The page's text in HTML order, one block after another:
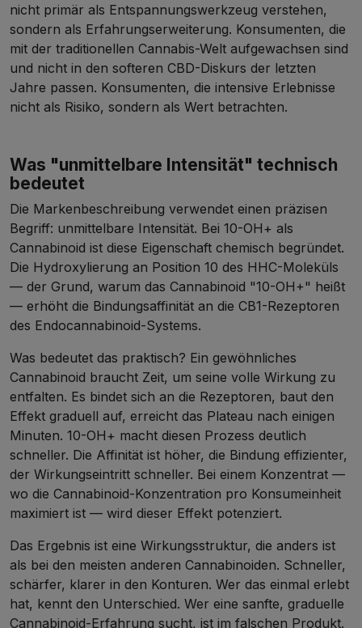
nicht primär als Entspannungswerkzeug verstehen,
sondern als Erfahrungserweiterung. Konsumenten, die
mit der traditionellen Cannabis-Welt aufgewachsen sind
und nicht in den softeren CBD-Diskurs der letzten
Jahre passen. Konsumenten, die intensive Erlebnisse
nicht als Risiko, sondern als Wert betrachten.
Was "unmittelbare Intensität" technisch
bedeutet
Die Markenbeschreibung verwendet einen präzisen
Begriff: unmittelbare Intensität. Bei 10-OH+ als
Cannabinoid ist diese Eigenschaft chemisch begründet.
Die Hydroxylierung an Position 10 des HHC-Moleküls
— der Grund, warum das Cannabinoid "10-OH+" heißt
— erhöht die Bindungsaffinität an die CB1-Rezeptoren
des Endocannabinoid-Systems.
Was bedeutet das praktisch? Ein gewöhnliches
Cannabinoid braucht Zeit, um seine volle Wirkung zu
entfalten. Es bindet sich an die Rezeptoren, baut den
Effekt graduell auf, erreicht das Plateau nach einigen
Minuten. 10-OH+ macht diesen Prozess deutlich
schneller. Die Affinität ist höher, die Bindung effizienter,
der Wirkungseintritt schneller. Bei einem Konzentrat —
wo die Cannabinoid-Konzentration pro Konsumeinheit
maximiert ist — wird dieser Effekt potenziert.
Das Ergebnis ist eine Wirkungsstruktur, die anders ist
als bei den meisten anderen Cannabinoiden. Schneller,
schärfer, klarer in den Konturen. Wer das einmal erlebt
hat, kennt den Unterschied. Wer eine sanfte, graduelle
Cannabinoid-Erfahrung sucht, ist im falschen Produkt.